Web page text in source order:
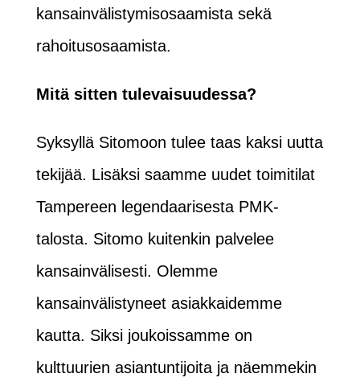
kansainvälistymisosaamista sekä
rahoitusosaamista.
Mitä sitten tulevaisuudessa?
Syksyllä Sitomoon tulee taas kaksi uutta
tekijää. Lisäksi saamme uudet toimitilat
Tampereen legendaarisesta PMK-
talosta. Sitomo kuitenkin palvelee
kansainvälisesti. Olemme
kansainvälistyneet asiakkaidemme
kautta. Siksi joukoissamme on
kulttuurien asiantuntijoita ja näemmekin